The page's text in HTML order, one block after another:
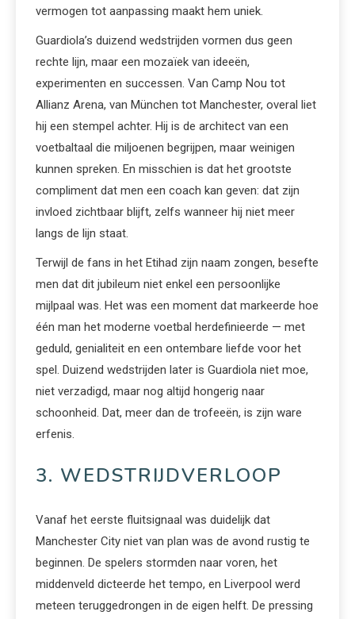
vermogen tot aanpassing maakt hem uniek.
Guardiola’s duizend wedstrijden vormen dus geen
rechte lijn, maar een mozaïek van ideeën,
experimenten en successen. Van Camp Nou tot
Allianz Arena, van München tot Manchester, overal liet
hij een stempel achter. Hij is de architect van een
voetbaltaal die miljoenen begrijpen, maar weinigen
kunnen spreken. En misschien is dat het grootste
compliment dat men een coach kan geven: dat zijn
invloed zichtbaar blijft, zelfs wanneer hij niet meer
langs de lijn staat.
Terwijl de fans in het Etihad zijn naam zongen, besefte
men dat dit jubileum niet enkel een persoonlijke
mijlpaal was. Het was een moment dat markeerde hoe
één man het moderne voetbal herdefinieerde — met
geduld, genialiteit en een ontembare liefde voor het
spel. Duizend wedstrijden later is Guardiola niet moe,
niet verzadigd, maar nog altijd hongerig naar
schoonheid. Dat, meer dan de trofeeën, is zijn ware
erfenis.
3. WEDSTRIJDVERLOOP
Vanaf het eerste fluitsignaal was duidelijk dat
Manchester City niet van plan was de avond rustig te
beginnen. De spelers stormden naar voren, het
middenveld dicteerde het tempo, en Liverpool werd
meteen teruggedrongen in de eigen helft. De pressing